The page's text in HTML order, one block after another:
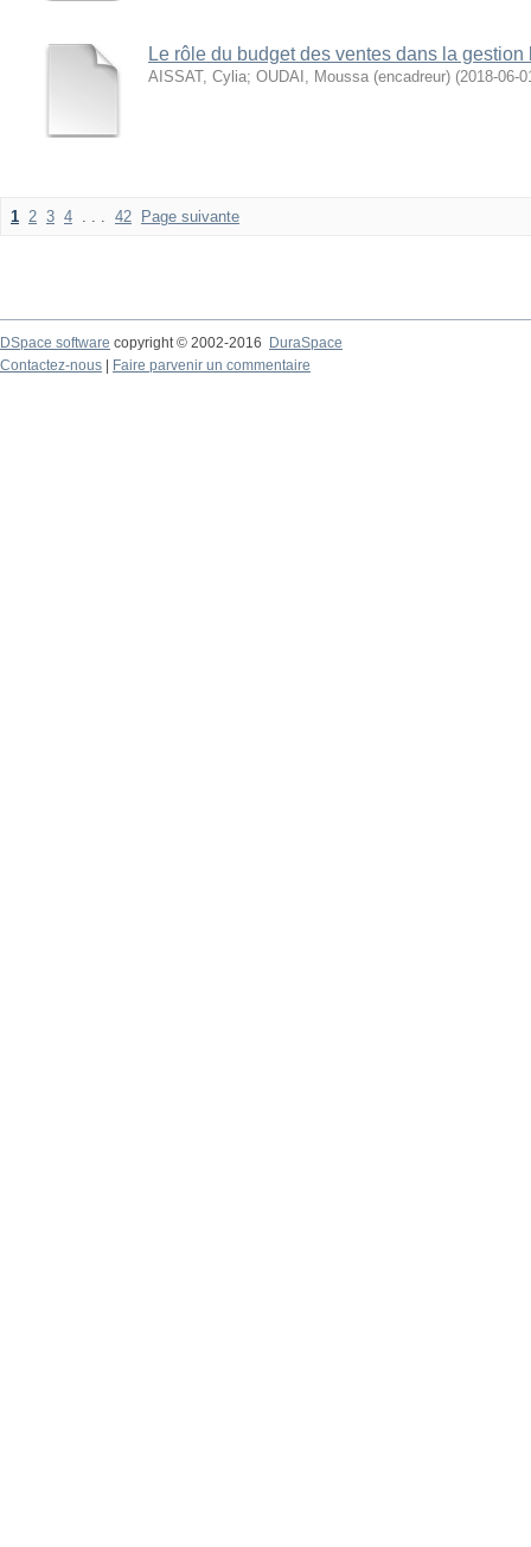
Le rôle du budget des ventes dans la gestion
AISSAT, Cylia; OUDAI, Moussa (encadreur) (2018-06-
1 2 3 4 . . . 42 Page suivante
DSpace software copyright © 2002-2016
DuraSpace
Contactez-nous
Faire parvenir un commentaire